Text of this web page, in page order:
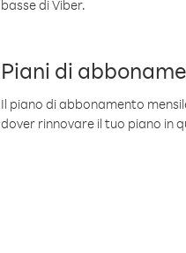
basse di Viber.
Piani di
Il piano di abbonamento
dover rinnovare il tuo piano in